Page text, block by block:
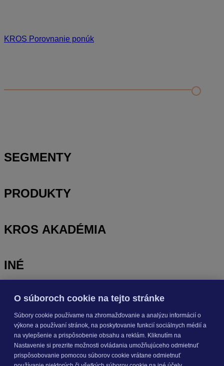
KROS Porovnanie ponúk
Nastavenie šanónov
SEGMENTY
PRODUKTY
KROS AKADÉMIA
INÉ
OdoberajteNOVINKY
O nás
Prihlásiť sa
O súboroch cookie na tejto stránke
Súbory cookie používame na zhromažďovanie a analýzu informácií o
výkone a používaní stránok, na poskytovanie funkcií sociálnych médií a
na vylepšenie a prispôsobenie obsahu a reklám. Kliknutím na
Nastavenie si prezrite možnosti ovládania umožňujúceho odmietnuť
prispôsobovanie pomocou súborov cookie vrátane odmietnuť